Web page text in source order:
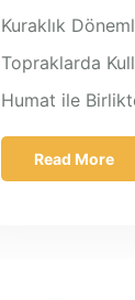
Kuraklık
Topraklarda
Humat ile
Read More